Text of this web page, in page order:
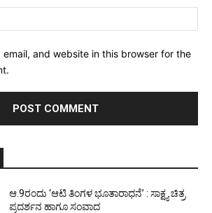
email, and website in this browser for the
ಆ.9ರಂದು ‘ಆಟಿ ತಿಂಗಳ ಭೂತಾರಾಧನೆ’ : ಸಾಕ್ಷ್ಯ ಚಿತ್ರ
ಪ್ರದರ್ಶನ ಹಾಗೂ ಸಂವಾದ